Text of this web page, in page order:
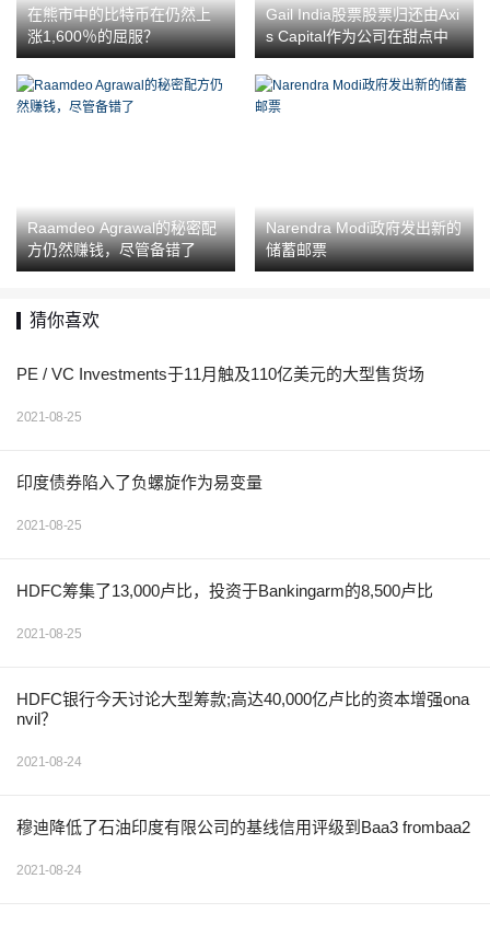
在熊市中的比特币在仍然上
涨1,600％的屈服？
Gail India股票股票归还由Axi
s Capital作为公司在甜点中
Raamdeo Agrawal的秘密配
方仍然赚钱，尽管备错了
Narendra Modi政府发出新的
储蓄邮票
猜你喜欢
PE / VC Investments于11月触及110亿美元的大型售货场
2021-08-25
印度债券陷入了负螺旋作为易变量
2021-08-25
HDFC筹集了13,000卢比，投资于Bankingarm的8,500卢比
2021-08-25
HDFC银行今天讨论大型筹款;高达40,000亿卢比的资本增强ona
nvil？
2021-08-24
穆迪降低了石油印度有限公司的基线信用评级到Baa3 frombaa2
2021-08-24